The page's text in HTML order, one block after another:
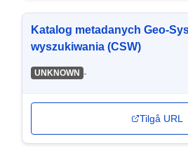
Katalog metadanych Geo-
wyszukiwania (CSW)
UNKNOWN -
Tilgå URL